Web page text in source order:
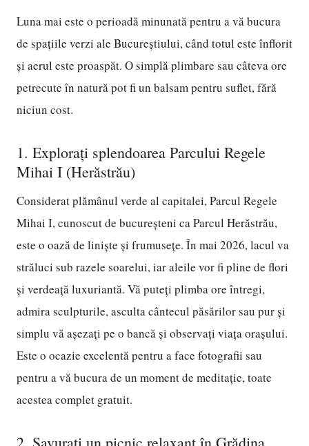
Luna mai este o perioadă minunată pentru a vă bucura
de spațiile verzi ale Bucureștiului, când totul este înflorit
și aerul este proaspăt. O simplă plimbare sau câteva ore
petrecute în natură pot fi un balsam pentru suflet, fără
niciun cost.
1. Explorați splendoarea Parcului Regele
Mihai I (Herăstrău)
Considerat plămânul verde al capitalei, Parcul Regele
Mihai I, cunoscut de bucureșteni ca Parcul Herăstrău,
este o oază de liniște și frumusețe. În mai 2026, lacul va
străluci sub razele soarelui, iar aleile vor fi pline de flori
și verdeață luxuriantă. Vă puteți plimba ore întregi,
admira sculpturile, asculta cântecul păsărilor sau pur și
simplu vă așezați pe o bancă și observați viața orașului.
Este o ocazie excelentă pentru a face fotografii sau
pentru a vă bucura de un moment de meditație, toate
acestea complet gratuit.